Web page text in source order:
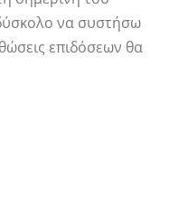
να συστήσω
επιδόσεων θα